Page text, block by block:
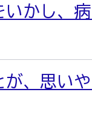
かし、
が、思い